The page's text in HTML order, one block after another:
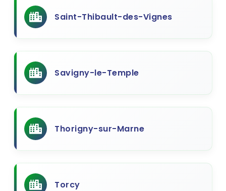
Saint-Thibault-des-Vignes
Savigny-le-Temple
Thorigny-sur-Marne
Torcy